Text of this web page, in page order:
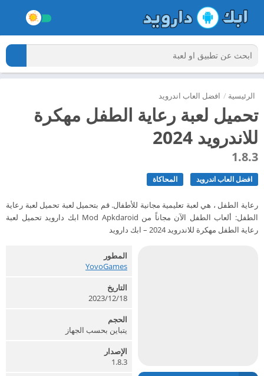
الرئيسية / افضل العاب اندرويد
تحميل لعبة رعاية الطفل مهكرة
للاندرويد 2024
1.8.3
افضل العاب اندرويد المحاكاة
رعاية الطفل ، هي لعبة تعليمية مجانية للأطفال. قم بتحميل لعبة تحميل لعبة رعاية
الطفل: ألعاب الطفل الآن مجاناً من Mod Apkdaroid ابك دارويد تحميل لعبة
رعاية الطفل مهكرة للاندرويد 2024 – ابك دارويد
المطور
YovoGames‏
التاريخ
2023/12/18
الحجم
يتباين بحسب الجهاز
الإصدار
1.8.3